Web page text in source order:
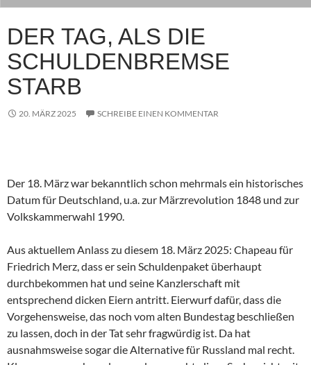
DER TAG, ALS DIE
SCHULDENBREMSE
STARB
20. MÄRZ 2025 SCHREIBE EINEN KOMMENTAR
Der 18. März war bekanntlich schon mehrmals ein historisches
Datum für Deutschland, u.a. zur Märzrevolution 1848 und zur
Volkskammerwahl 1990.
Aus aktuellem Anlass zu diesem 18. März 2025: Chapeau für
Friedrich Merz, dass er sein Schuldenpaket überhaupt
durchbekommen hat und seine Kanzlerschaft mit
entsprechend dicken Eiern antritt. Eierwurf dafür, dass die
Vorgehensweise, das noch vom alten Bundestag beschließen
zu lassen, doch in der Tat sehr fragwürdig ist. Da hat
ausnahmsweise sogar die Alternative für Russland mal recht.